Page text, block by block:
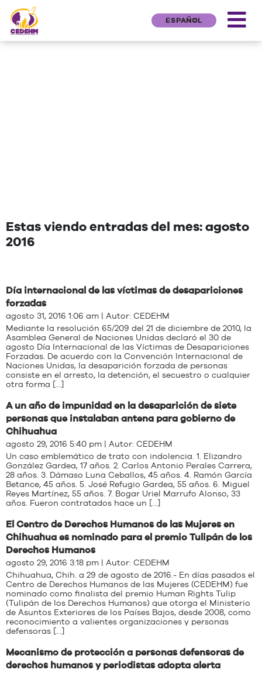
ESPAÑOL
Estas viendo entradas del mes: agosto
2016
Día internacional de las víctimas de desapariciones
forzadas
agosto 31, 2016 1:06 am | Autor: CEDEHM
Mediante la resolución 65/209 del 21 de diciembre de 2010, la
Asamblea General de Naciones Unidas declaró el 30 de
agosto Día Internacional de las Víctimas de Desapariciones
Forzadas. De acuerdo con la Convención Internacional de
Naciones Unidas, la desaparición forzada de personas
consiste en el arresto, la detención, el secuestro o cualquier
otra forma […]
A un año de impunidad en la desaparición de siete
personas que instalaban antena para gobierno de
Chihuahua
agosto 29, 2016 5:40 pm | Autor: CEDEHM
Un caso emblemático de trato con indolencia. 1. Elizandro
González Gardea, 17 años. 2. Carlos Antonio Perales Carrera,
28 años. 3. Dámaso Luna Ceballos, 45 años. 4. Ramón García
Betance, 45 años. 5. José Refugio Gardea, 55 años. 6. Miguel
Reyes Martínez, 55 años. 7. Bogar Uriel Marrufo Alonso, 33
años. Fueron contratados hace un […]
El Centro de Derechos Humanos de las Mujeres en
Chihuahua es nominado para el premio Tulipán de los
Derechos Humanos
agosto 29, 2016 3:18 pm | Autor: CEDEHM
Chihuahua, Chih. a 29 de agosto de 2016.- En días pasados el
Centro de Derechos Humanos de las Mujeres (CEDEHM) fue
nominado como finalista del premio Human Rights Tulip
(Tulipán de los Derechos Humanos) que otorga el Ministerio
de Asuntos Exteriores de los Países Bajos, desde 2008, como
reconocimiento a valientes organizaciones y personas
defensoras […]
Mecanismo de protección a personas defensoras de
derechos humanos y periodistas adopta alerta